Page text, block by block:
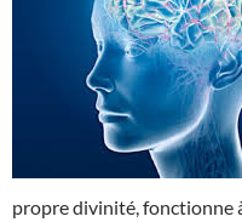
propre divinité, fonctionne